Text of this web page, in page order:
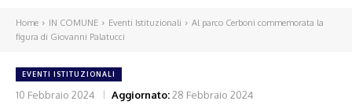
Home IN COMUNE Eventi Istituzionali
Al parco Cerboni commemorata la
figura di Giovanni Palatucci
EVENTI ISTITUZIONALI
10 Febbraio 2024 Aggiornato: 28 Febbraio 2024